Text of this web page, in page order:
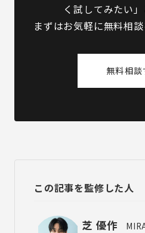
く試してみたい」
まずはお気軽に無料相
無料相談
この記事を監修した人
芝 優作